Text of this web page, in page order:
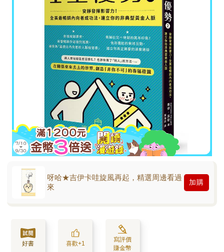
呀哈★吉伊卡哇旋風再起，精選周邊看過
來
加購
好書 喜歡+1
寫評價
賺金幣